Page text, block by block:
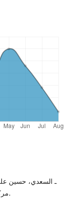
ـ السعدي، حسين علي
مركز دراسات الخليج العربي، جامعة البصرة، 1983.